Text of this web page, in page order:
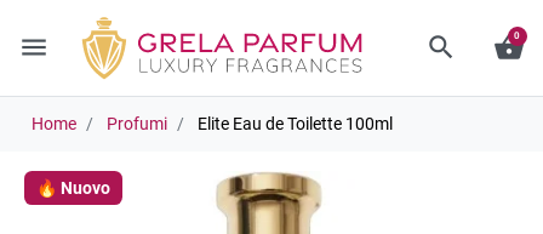
menu search shopping_basket
0
Home Profumi Elite Eau de Toilette 100ml
🔥 Nuovo